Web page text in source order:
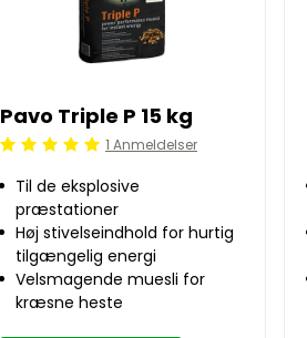
Pavo Triple P 15 kg
Beoordeling: 5/51 Anmeldelser
Til de eksplosive
præstationer
Høj stivelseindhold for hurtig
tilgængelig energi
Velsmagende muesli for
kræsne heste